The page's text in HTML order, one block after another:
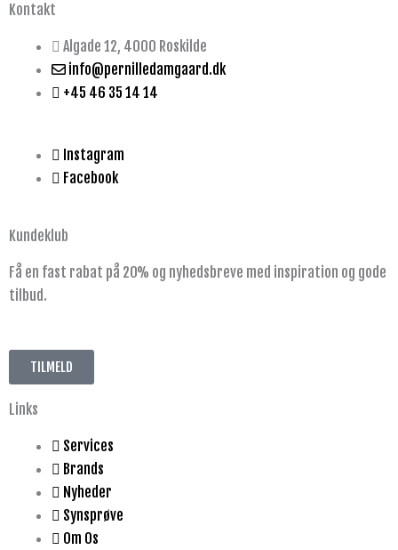
Kontakt
Algade 12, 4000 Roskilde
info@pernilledamgaard.dk
+45 46 35 14 14
Instagram
Facebook
Kundeklub
Få en fast rabat på 20% og nyhedsbreve med inspiration og gode
tilbud.
TILMELD
Links
Services
Brands
Nyheder
Synsprøve
Om Os